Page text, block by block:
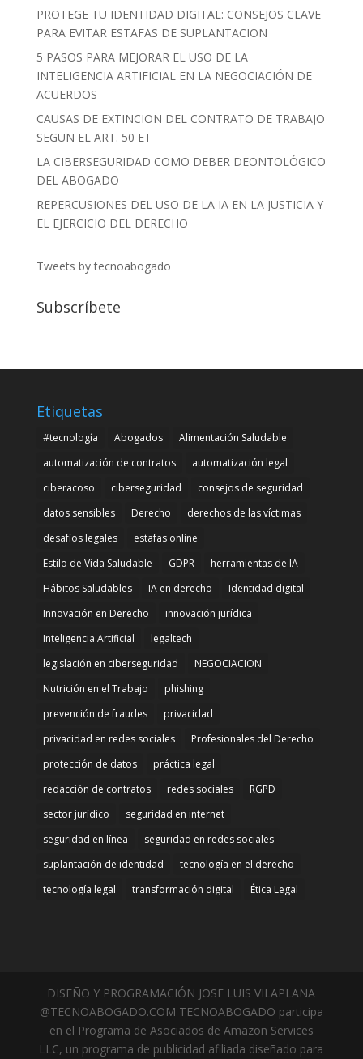
PROTEGE TU IDENTIDAD DIGITAL: CONSEJOS CLAVE
PARA EVITAR ESTAFAS DE SUPLANTACION
5 PASOS PARA MEJORAR EL USO DE LA
INTELIGENCIA ARTIFICIAL EN LA NEGOCIACIÓN DE
ACUERDOS
CAUSAS DE EXTINCION DEL CONTRATO DE TRABAJO
SEGUN EL ART. 50 ET
LA CIBERSEGURIDAD COMO DEBER DEONTOLÓGICO
DEL ABOGADO
REPERCUSIONES DEL USO DE LA IA EN LA JUSTICIA Y
EL EJERCICIO DEL DERECHO
Tweets by tecnoabogado
Subscríbete
Etiquetas
#tecnología Abogados
Alimentación Saludable
automatización de contratos
automatización legal
ciberacoso
ciberseguridad
consejos de seguridad
datos sensibles
Derecho
derechos de las víctimas
desafíos legales
estafas online
Estilo de Vida Saludable
GDPR
herramientas de IA
Hábitos Saludables
IA en derecho
Identidad digital
Innovación en Derecho
innovación jurídica
Inteligencia Artificial
legaltech
legislación en ciberseguridad
NEGOCIACION
Nutrición en el Trabajo
phishing
prevención de fraudes
privacidad
privacidad en redes sociales
Profesionales del Derecho
protección de datos
práctica legal
redacción de contratos
redes sociales
RGPD
sector jurídico
seguridad en internet
seguridad en línea
seguridad en redes sociales
suplantación de identidad
tecnología en el derecho
tecnología legal
transformación digital Ética Legal
DISEÑO Y PROGRAMACIÓN JOSE LUIS VILAPLANA
@TECNOABOGADO.COM TECNOABOGADO participa
en el Programa de Asociados de Amazon Services
LLC, un programa de publicidad afiliada diseñado para